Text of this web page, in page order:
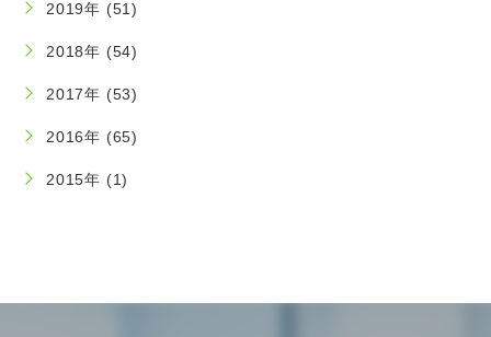
2019年 (51)
2018年 (54)
2017年 (53)
2016年 (65)
2015年 (1)